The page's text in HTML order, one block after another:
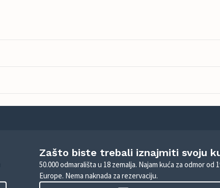
Zašto biste trebali iznajmiti svoju
50.000 odmarališta u 18 zemalja. Najam kuća za odmor od
Europe. Nema naknada za rezervaciju.